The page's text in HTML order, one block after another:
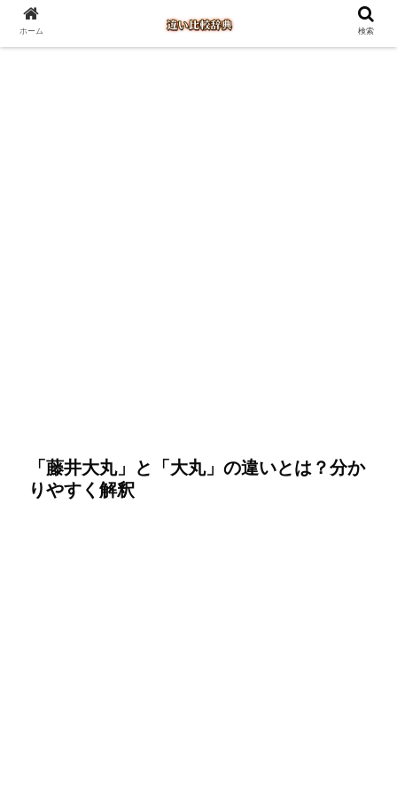
「藤井大丸」と「大丸」の違いとは？分か
りやすく解釈
ホーム 検索